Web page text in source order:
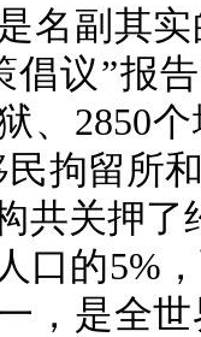
副其实
倡议”报
、2850
民拘留所
共关押了
口的5%
，是全